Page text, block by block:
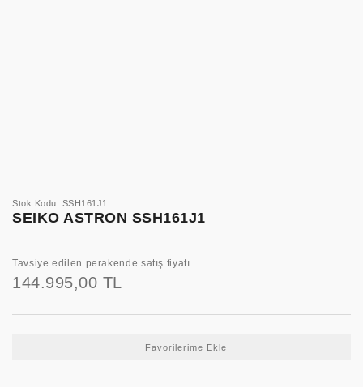
Stok Kodu: SSH161J1
SEIKO ASTRON SSH161J1
Tavsiye edilen perakende satış fiyatı
144.995,00 TL